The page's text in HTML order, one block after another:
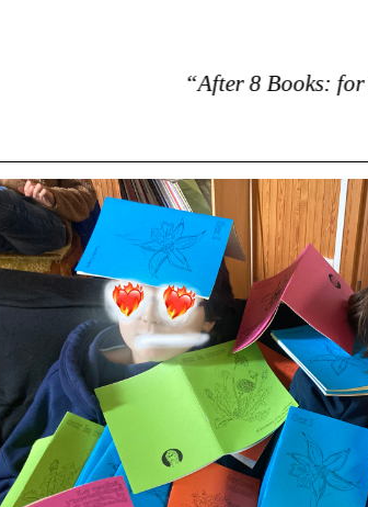
“After 8 Books: for